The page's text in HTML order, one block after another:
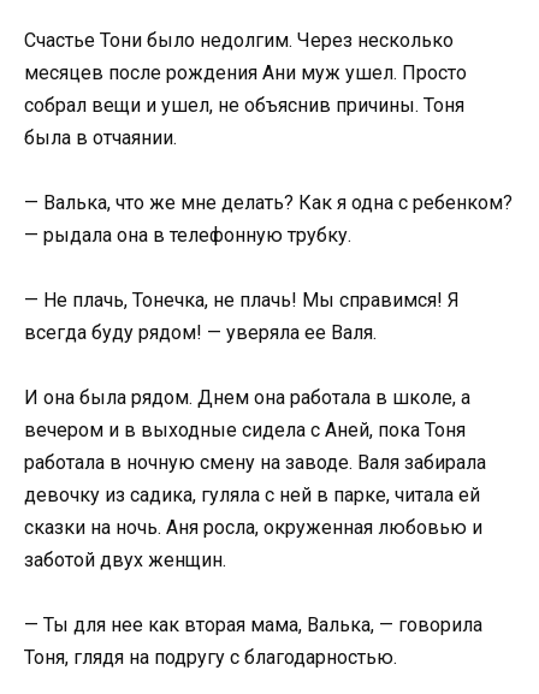
Счастье Тони было недолгим. Через несколько
месяцев после рождения Ани муж ушел. Просто
собрал вещи и ушел, не объяснив причины. Тоня
была в отчаянии.
— Валька, что же мне делать? Как я одна с ребенком?
— рыдала она в телефонную трубку.
— Не плачь, Тонечка, не плачь! Мы справимся! Я
всегда буду рядом! — уверяла ее Валя.
И она была рядом. Днем она работала в школе, а
вечером и в выходные сидела с Аней, пока Тоня
работала в ночную смену на заводе. Валя забирала
девочку из садика, гуляла с ней в парке, читала ей
сказки на ночь. Аня росла, окруженная любовью и
заботой двух женщин.
— Ты для нее как вторая мама, Валька, — говорила
Тоня, глядя на подругу с благодарностью.